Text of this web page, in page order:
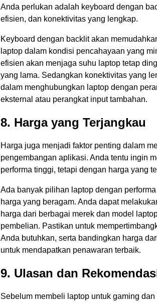
Anda perlukan adalah keyboard dengan
efisien, dan konektivitas yang lengkap.
Keyboard dengan backlit akan
laptop dalam kondisi pencahayaan yang
efisien akan menjaga suhu laptop tetap
yang lama. Sedangkan konektivitas yang
dalam menghubungkan laptop dengan
eksternal atau perangkat input tambahan.
8. Harga yang Terjangkau
Harga juga menjadi faktor penting dalam
pengembangan aplikasi. Anda tentu ingin
performa tinggi, tetapi dengan harga yang
Ada banyak pilihan laptop dengan
harga yang beragam. Anda dapat
harga dari berbagai merek dan model
pembelian. Pastikan untuk
Anda butuhkan, serta bandingkan harga
untuk mendapatkan penawaran terbaik.
9. Ulasan dan
Sebelum membeli laptop untuk gaming